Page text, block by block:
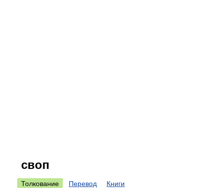
своп
Толкование Перевод Книги